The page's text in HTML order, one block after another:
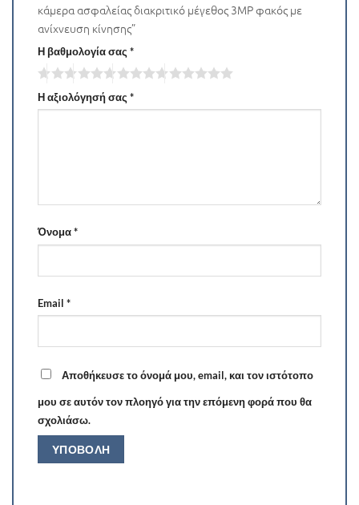
κάμερα ασφαλείας διακριτικό μέγεθος 3MP φακός με
ανίχνευση κίνησης”
Η βαθμολογία σας *
Η αξιολόγησή σας *
Όνομα*
Email *
Αποθήκευσε το όνομά μου, email, και τον ιστότοπο
μου σε αυτόν τον πλοηγό για την επόμενη φορά που θα
σχολιάσω.